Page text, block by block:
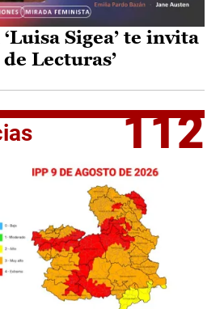
Sigea’ te invita
Lecturas’
112